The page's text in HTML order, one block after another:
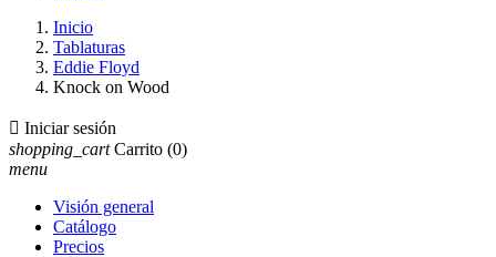
Inicio
Tablaturas
Eddie Floyd
Knock on Wood
 Iniciar sesión
shopping_cart Carrito (0)
menu
Visión general
Catálogo
Precios